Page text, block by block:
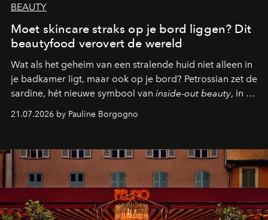
BEAUTY
Moet skincare straks op je bord liggen? Dit
beautyfood verovert de wereld
Wat als het geheim van een stralende huid niet alleen in
je badkamer ligt, maar ook op je bord? Petrossian zet de
sardine, hét nieuwe symbool van inside-out beauty, in de
kijker met twee gastronomische creaties.
21.07.2026 by Pauline Borgogno